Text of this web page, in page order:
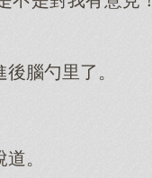
腦勺里了。
。